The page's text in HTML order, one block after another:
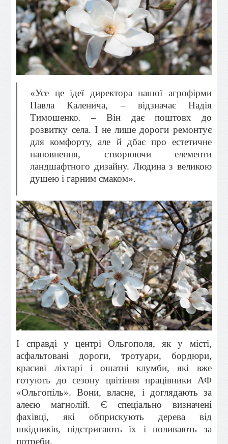
«Усе це ідеї директора нашої агрофірми
Павла Каленича, – відзначає Надія
Тимошенко. – Він дає поштовх до
розвитку села. І не лише дороги ремонтує
для комфорту, але й дбає про естетичне
наповнення, створюючи елементи
ландшафтного дизайну. Людина з великою
душею і гарним смаком».
І справді у центрі Ольгополя, як у місті,
асфальтовані дороги, тротуари, бордюри,
красиві ліхтарі і ошатні клумби, які вже
готують до сезону цвітіння працівники АФ
«Ольгопіль». Вони, власне, і доглядають за
алеєю магнолій. Є спеціально визначені
фахівці, які обприскують дерева від
шкідників, підстригають їх і поливають за
потреби.